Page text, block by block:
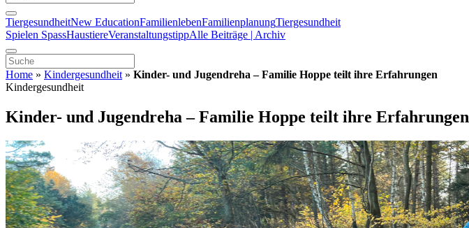
TiergesundheitNew EducationFamilienlebenFamilienplanungTiergesundheit
Spielen SpassHaustiereVeranstaltungstippAlle Beiträge | Archiv
Home » Kindergesundheit » Kinder- und Jugendreha – Familie Hoppe teilt ihre Erfahrungen
Kindergesundheit
Kinder- und Jugendreha – Familie Hoppe teilt ihre Erfahrungen